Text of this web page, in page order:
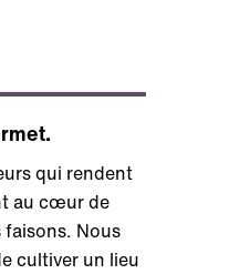
qui rendent
au cœur de
Nous
cultiver un lieu